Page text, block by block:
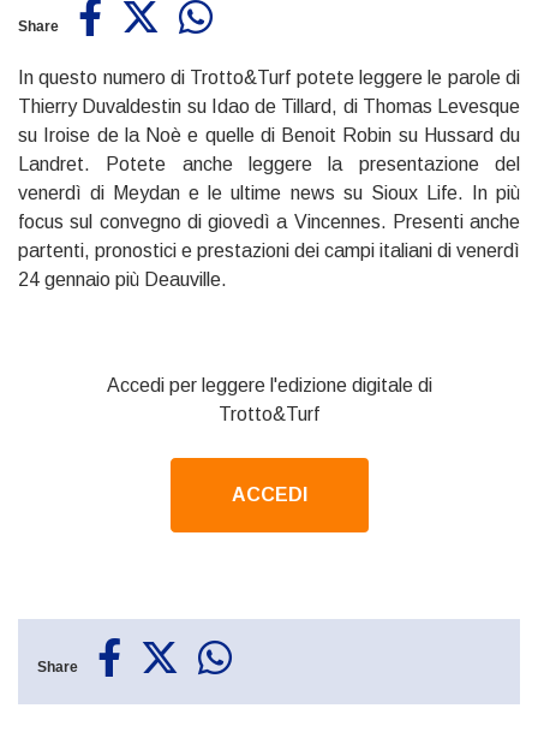
Share
In questo numero di Trotto&Turf potete leggere le parole di
Thierry Duvaldestin su Idao de Tillard, di Thomas Levesque
su Iroise de la Noè e quelle di Benoit Robin su Hussard du
Landret. Potete anche leggere la presentazione del
venerdì di Meydan e le ultime news su Sioux Life. In più
focus sul convegno di giovedì a Vincennes. Presenti anche
partenti, pronostici e prestazioni dei campi italiani di venerdì
24 gennaio più Deauville.
Accedi per leggere l'edizione digitale di
Trotto&Turf
ACCEDI
Share